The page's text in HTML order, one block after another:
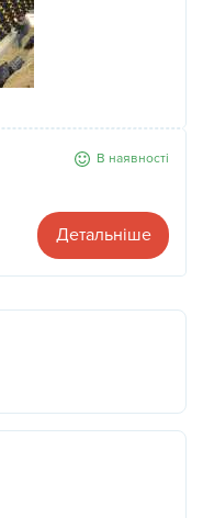
В наявності
Детальніше